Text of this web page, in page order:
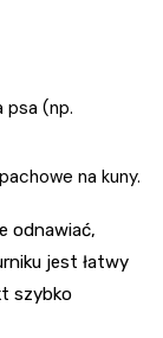
psa (np.
na kuny.
odnawiać,
jest łatwy
szybko